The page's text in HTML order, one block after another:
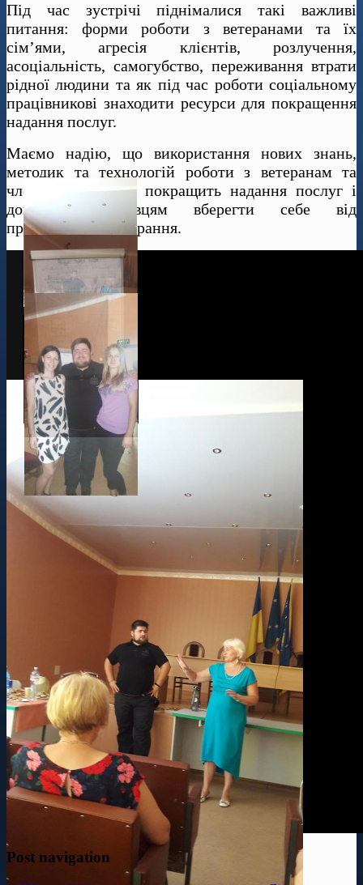
Під час зустрічі піднімалися такі важливі
питання: форми роботи з ветеранами та їх
сім’ями, агресія клієнтів, розлучення,
асоціальність, самогубство, переживання втрати
рідної людини та як під час роботи соціальному
працівникові знаходити ресурси для покращення
надання послуг.
Маємо надію, що використання нових знань,
методик та технологій роботи з ветеранам та
членами їх сімей покращить надання послуг і
допоможе фахівцям вберегти себе від
професійного вигорання.
Post navigation